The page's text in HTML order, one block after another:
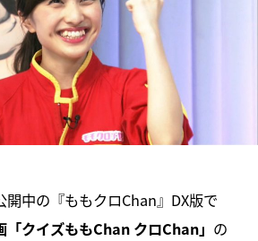
開中の『ももクロChan』DX版で
「クイズももChan クロChan」 の